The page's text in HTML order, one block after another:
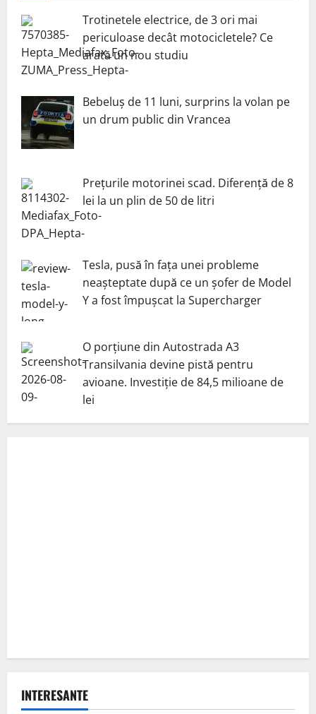
Trotinetele electrice, de 3 ori mai
periculoase decât motocicletele? Ce
arată un nou studiu
Bebeluș de 11 luni, surprins la volan pe
un drum public din Vrancea
Prețurile motorinei scad. Diferență de 8
lei la un plin de 50 de litri
Tesla, pusă în fața unei probleme
neașteptate după ce un șofer de Model
Y a fost împușcat la Supercharger
O porțiune din Autostrada A3
Transilvania devine pistă pentru
avioane. Investiție de 84,5 milioane de
lei
INTERESANTE